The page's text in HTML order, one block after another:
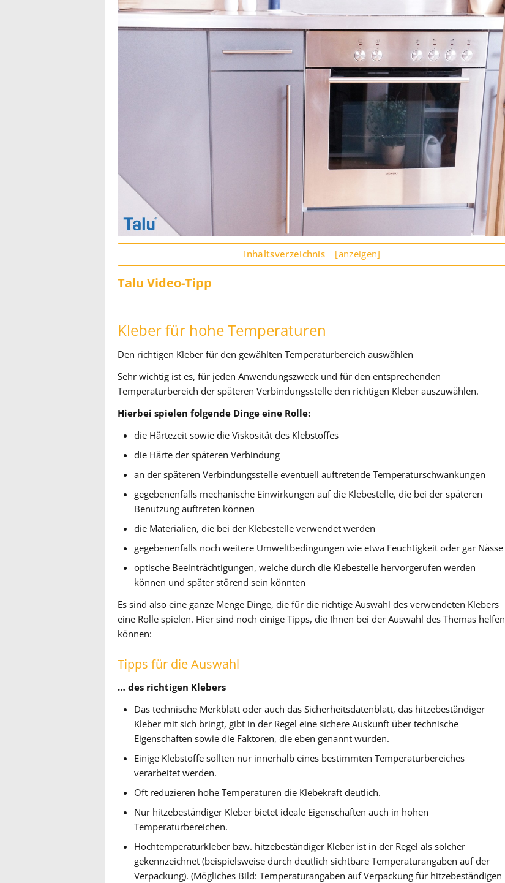
Inhaltsverzeichnis [anzeigen]
Talu Video-Tipp
Kleber für hohe Temperaturen
Den richtigen Kleber für den gewählten Temperaturbereich auswählen
Sehr wichtig ist es, für jeden Anwendungszweck und für den entsprechenden
Temperaturbereich der späteren Verbindungsstelle den richtigen Kleber auszuwählen.
Hierbei spielen folgende Dinge eine Rolle:
die Härtezeit sowie die Viskosität des Klebstoffes
die Härte der späteren Verbindung
an der späteren Verbindungsstelle eventuell auftretende Temperaturschwankungen
gegebenenfalls mechanische Einwirkungen auf die Klebestelle, die bei der späteren
Benutzung auftreten können
die Materialien, die bei der Klebestelle verwendet werden
gegebenenfalls noch weitere Umweltbedingungen wie etwa Feuchtigkeit oder gar Nässe
optische Beeinträchtigungen, welche durch die Klebestelle hervorgerufen werden
können und später störend sein könnten
Es sind also eine ganze Menge Dinge, die für die richtige Auswahl des verwendeten Klebers
eine Rolle spielen. Hier sind noch einige Tipps, die Ihnen bei der Auswahl des Themas helfen
können:
Tipps für die Auswahl
… des richtigen Klebers
Das technische Merkblatt oder auch das Sicherheitsdatenblatt, das hitzebeständiger
Kleber mit sich bringt, gibt in der Regel eine sichere Auskunft über technische
Eigenschaften sowie die Faktoren, die eben genannt wurden.
Einige Klebstoffe sollten nur innerhalb eines bestimmten Temperaturbereiches
verarbeitet werden.
Oft reduzieren hohe Temperaturen die Klebekraft deutlich.
Nur hitzebeständiger Kleber bietet ideale Eigenschaften auch in hohen
Temperaturbereichen.
Hochtemperaturkleber bzw. hitzebeständiger Kleber ist in der Regel als solcher
gekennzeichnet (beispielsweise durch deutlich sichtbare Temperaturangaben auf der
Verpackung). (Mögliches Bild: Temperaturangaben auf Verpackung für hitzebeständigen